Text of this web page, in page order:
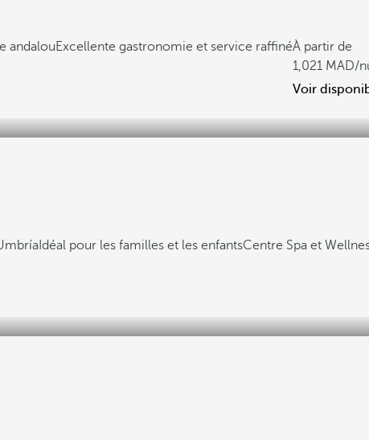
andalouExcellente gastronomie et service raffinéÀ partir de
1,021
/
Voir
Idéal pour les familles et les enfantsCentre Spa et